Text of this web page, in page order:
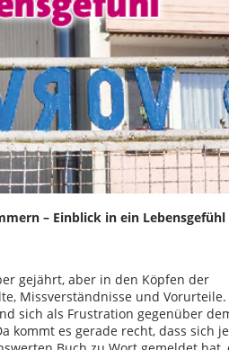
– Einblick in ein Lebensgefühl
gejährt, aber in den Köpfen der
Missverständnisse und Vorurteile.
sich als Frustration gegenüber
kommt es gerade recht, dass sich